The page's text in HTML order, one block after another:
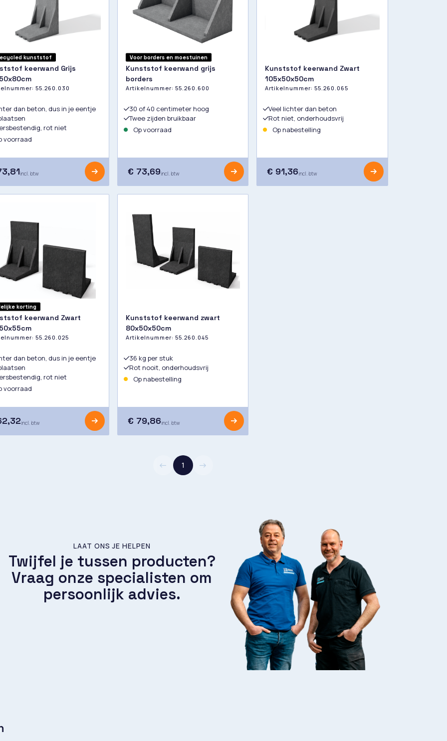
kunststof
keerwand Grijs
55.260.030
dan beton, dus in je eentje
rot niet
voorraad
incl. btw
Voor borders en moestuinen
Kunststof keerwand grijs
borders
Artikelnummer: 55.260.600
30 of 40 centimeter hoog
Twee zijden bruikbaar
Op voorraad
€ 73,69incl. btw
Kunststof keerwand Zwart
105x50x50cm
Artikelnummer:55.260.065
Veel lichter dan beton
Rot niet, onderhoudsvrij
Op nabestelling
€ 91,36incl. btw
korting
keerwand Zwart
55.260.025
dan beton, dus in je eentje
rot niet
voorraad
incl. btw
Kunststof keerwand zwart
80x50x50cm
Artikelnummer: 55.260.045
36 kg per stuk
Rot nooit, onderhoudsvrij
Op nabestelling
€ 79,86incl. btw
1
LAAT ONS JE HELPEN
Twijfel je tussen producten?
Vraag onze specialisten om
persoonlijk advies.